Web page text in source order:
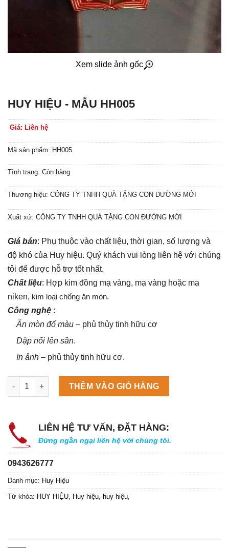
Xem slide ảnh gốc
HUY HIỆU - MẪU HH005
Giá: Liên hệ
Mã sản phẩm: HH005
Tình trạng: Còn hàng
Thương hiệu: CÔNG TY TNHH QUÀ TẶNG CON ĐƯỜNG MỚI
Xuất xứ: CÔNG TY TNHH QUÀ TẶNG CON ĐƯỜNG MỚI
Giá bán: Phụ thuộc vào chất liệu, thời gian, số lượng và
độ khó của Huy hiệu. Quý khách vui lòng liên hệ với chúng
tôi để được hỗ trợ tốt nhất.
Chất liệu: Hợp kim đồng mạ vàng, mạ vàng hoặc mạ
niken, kim loại chống ăn mòn.
Công nghệ :
Ăn mòn đổ màu– phủ thủy tinh hữu cơ
Dập nổi lên sần.
In ảnh– phủ thủy tinh hữu cơ.
Máy làm đá viên Scotsman NW458AS số lượng
THÊM VÀO GIỎ HÀNG
LIÊN HỆ TƯ VẤN, ĐẶT HÀNG:
Đừng ngần ngại liên hệ với chúng tôi.
0943626777
Danh mục: Huy Hiệu
Từ khóa: HUY HIỆU, Huy hiệu, huy hiệu,